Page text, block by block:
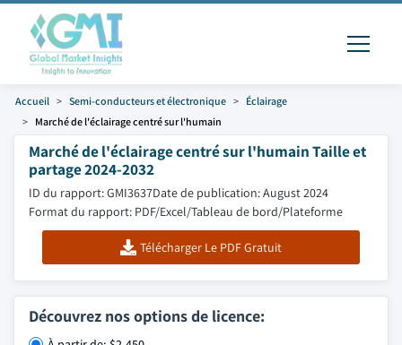
Accueil Semi-conducteurs et électronique
Éclairage
Marché de l'éclairage centré sur l'humain
Marché de l'éclairage centré sur l'humain Taille et
partage 2024-2032
ID du rapport: GMI3637Date de publication: August 2024
Format du rapport: PDF/Excel/Tableau de bord/Plateforme
Télécharger Le PDF Gratuit
Découvrez nos options de licence: